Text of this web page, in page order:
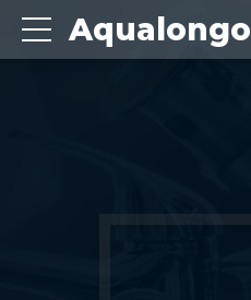
Aqualongo